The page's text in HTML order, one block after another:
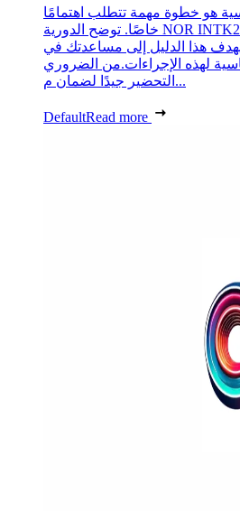
هو خطوة مهمة تتطلب اهتمامًا
خاصًا. توضح الدورية NOR INTK2513256J بتاريخ 2 مايو 2025
يهدف هذا الدليل إلى مساعدتك في
لهذه الإجراءات.من الضروري
التحضير جيدًا لضمان م...
DefaultRead more